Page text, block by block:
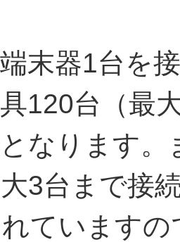
末器1台を
120台（最
なります。
3台まで接
ています